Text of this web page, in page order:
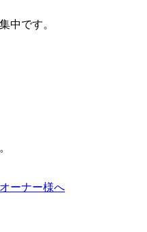
中です。